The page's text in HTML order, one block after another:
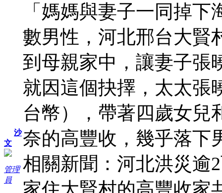
沙
文
管理
員
「媽媽與妻子一同掉
數男性，河北邢台大賢
到母親家中，讓妻子張
就因這個抉擇，太太張
台幣），帶著四歲女兒
奈的高豐收，幾乎落下
相關新聞：河北洪災
家住大賢村的高豐收家